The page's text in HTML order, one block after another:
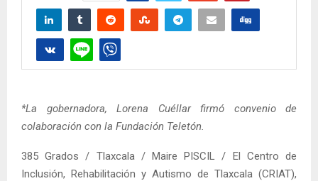
*La gobernadora, Lorena Cuéllar firmó convenio de
colaboración con la Fundación Teletón.
385 Grados / Tlaxcala / Maire PISCIL / El Centro de
Inclusión, Rehabilitación y Autismo de Tlaxcala (CRIAT),